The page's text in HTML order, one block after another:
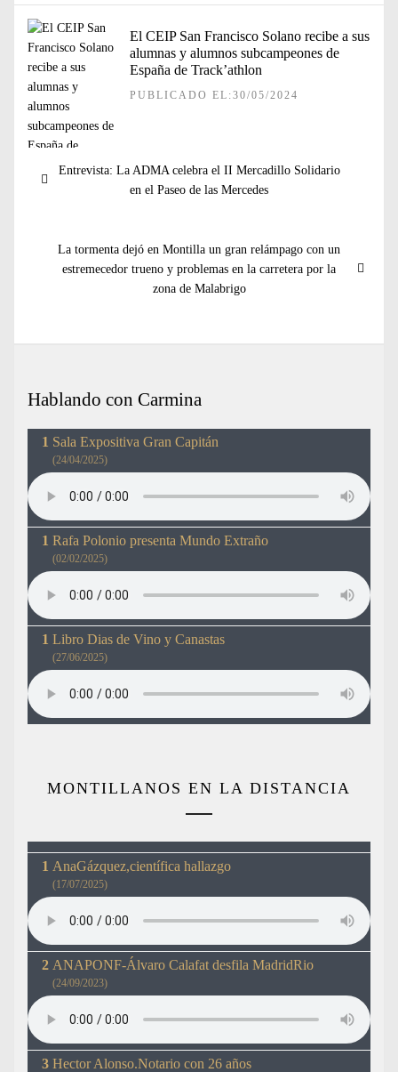
El CEIP San Francisco Solano recibe a sus
alumnas y alumnos subcampeones de
España de Track’athlon
PUBLICADO EL:30/05/2024
de
Entrada
Entrevista: La ADMA celebra el II Mercadillo Solidario
en el Paseo de las Mercedes
Entrada
siguiente:
La tormenta dejó en Montilla un gran relámpago con un
estremecedor trueno y problemas en la carretera por la
zona de Malabrigo
Hablando con Carmina
Sala Expositiva Gran Capitán
(24/04/2025)
Rafa Polonio presenta Mundo Extraño
(02/02/2025)
Libro Dias de Vino y Canastas
(27/06/2025)
MONTILLANOS EN LA DISTANCIA
AnaGázquez,científica hallazgo
(17/07/2025)
ANAPONF-Álvaro Calafat desfila MadridRio
(24/09/2023)
Hector Alonso.Notario con 26 años